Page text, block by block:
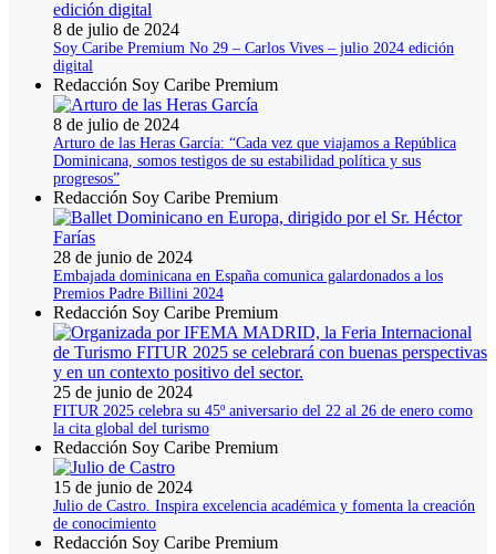
8 de julio de 2024
Soy Caribe Premium No 29 – Carlos Vives – julio 2024 edición
digital
Redacción Soy Caribe Premium
8 de julio de 2024
Arturo de las Heras García: “Cada vez que viajamos a República
Dominicana, somos testigos de su estabilidad política y sus
progresos”
Redacción Soy Caribe Premium
28 de junio de 2024
Embajada dominicana en España comunica galardonados a los
Premios Padre Billini 2024
Redacción Soy Caribe Premium
25 de junio de 2024
FITUR 2025 celebra su 45º aniversario del 22 al 26 de enero como
la cita global del turismo
Redacción Soy Caribe Premium
15 de junio de 2024
Julio de Castro. Inspira excelencia académica y fomenta la creación
de conocimiento
Redacción Soy Caribe Premium